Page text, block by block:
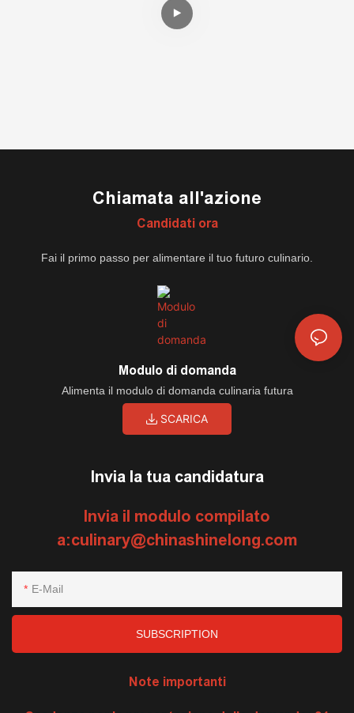
Chiamata all'azione
Candidati ora
Fai il primo passo per alimentare il tuo futuro culinario.
Modulo di domanda
Alimenta il modulo di domanda culinaria futura
SCARICA
Invia la tua candidatura
Invia il modulo compilato
a:culinary@chinashinelong.com
E-Mail
SUBSCRIPTION
Note importanti